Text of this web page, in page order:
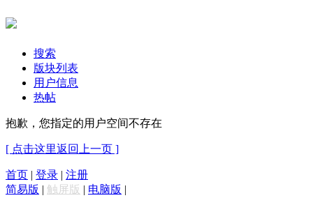
搜索
版块列表
用户信息
热帖
抱歉，您指定的用户空间不存在
[ 点击这里返回上一页 ]
首页 | 登录 | 注册
简易版 | 触屏版 | 电脑版 |